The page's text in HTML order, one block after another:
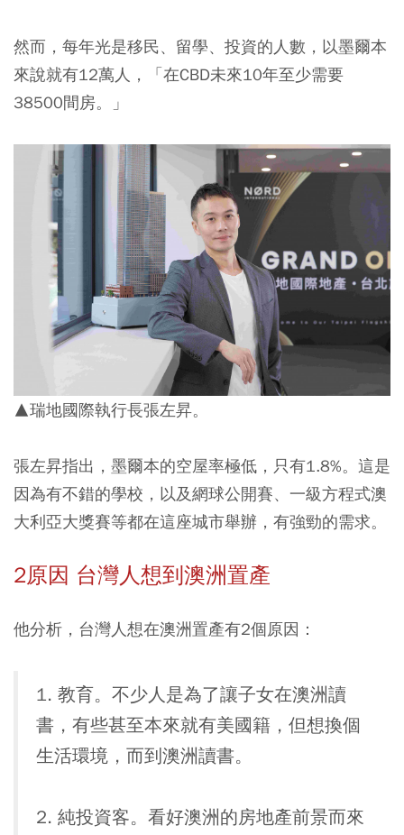
然而，每年光是移民、留學、投資的人數，以墨爾本
來說就有12萬人，「在CBD未來10年至少需要
38500間房。」
▲瑞地國際執行長張左昇。
張左昇指出，墨爾本的空屋率極低，只有1.8%。這是
因為有不錯的學校，以及網球公開賽、一級方程式澳
大利亞大獎賽等都在這座城市舉辦，有強勁的需求。
2原因 台灣人想到澳洲置產
他分析，台灣人想在澳洲置產有2個原因：
1. 教育。不少人是為了讓子女在澳洲讀
書，有些甚至本來就有美國籍，但想換個
生活環境，而到澳洲讀書。
2. 純投資客。看好澳洲的房地產前景而來